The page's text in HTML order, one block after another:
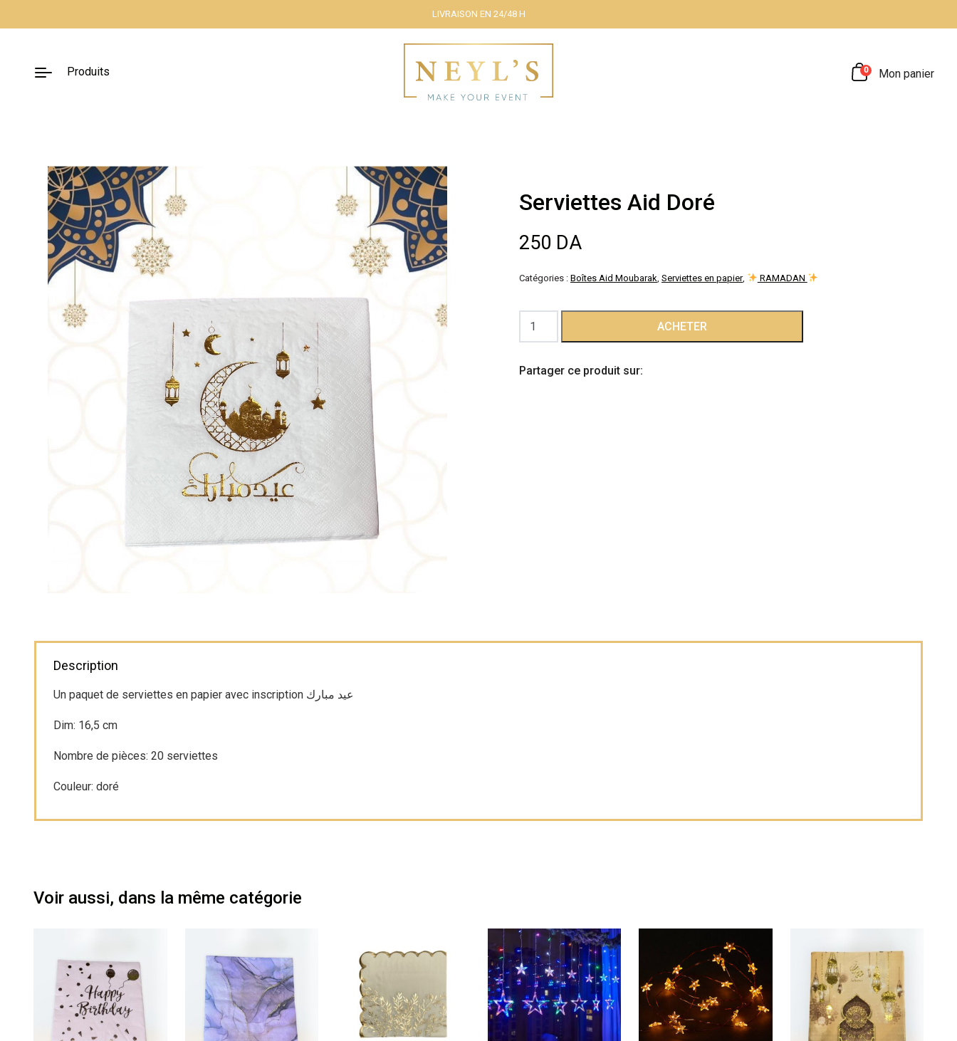
Décoration
lumineuse
Décoration à
thème
Décoration de
Décoration de
LIVRAISON EN 24/48 H
Produits 0 Mon panier
Serviettes Aid Doré
250 DA
Catégories : Boîtes Aid Moubarak, Serviettes en papier, RAMADAN
quantité
de
Aid
ACHETER
Partager ce produit sur:
Description
Un paquet de serviettes en papier avec inscription عيد مبارك
Dim: 16,5 cm
Nombre de pièces: 20 serviettes
Couleur: doré
Voir aussi, dans la même catégorie